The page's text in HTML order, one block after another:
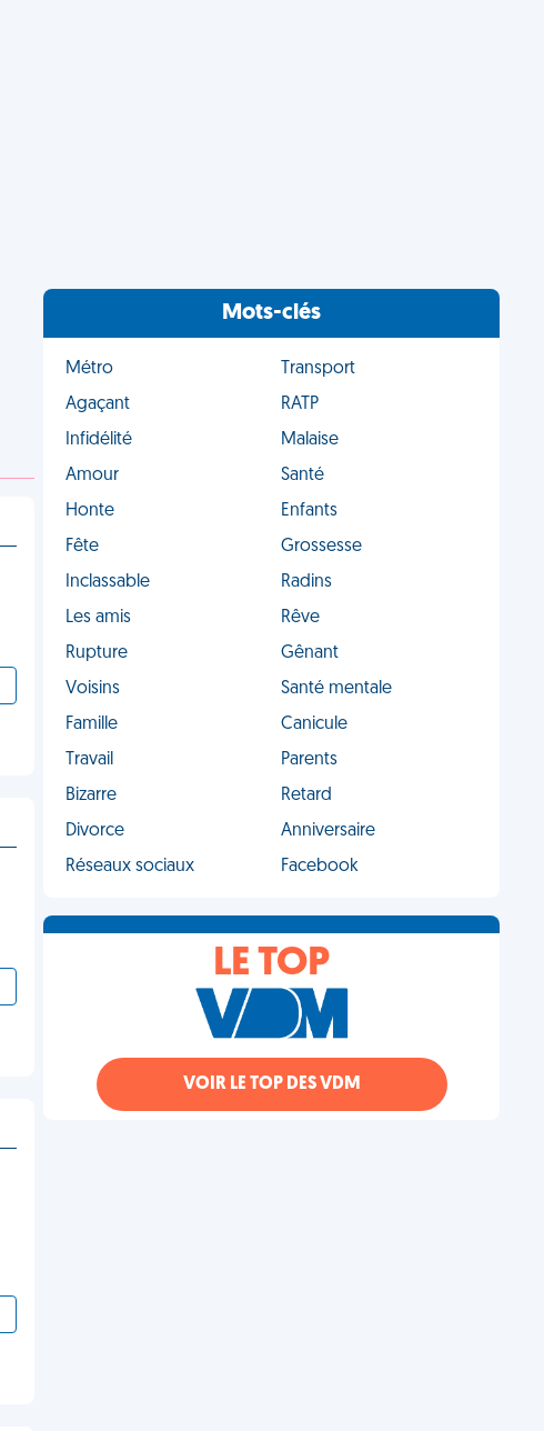
Mots-clés
Métro
Transport
Agaçant
RATP
Infidélité
Malaise
Amour
Santé
Honte
Enfants
Fête
Grossesse
Inclassable
Radins
Les amis
Rêve
Rupture
Gênant
Voisins
Santé mentale
Famille
Canicule
Travail
Parents
Bizarre
Retard
Divorce
Anniversaire
Réseaux sociaux
Facebook
LE TOP
VOIR LE TOP DES VDM